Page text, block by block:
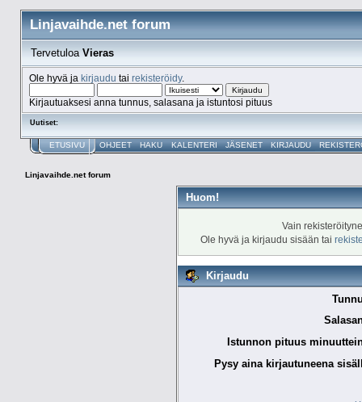
Linjavaihde.net forum
TervetuloaVieras
Ole hyvä ja kirjaudu tai rekisteröidy.
Kirjautuaksesi anna tunnus, salasana ja istuntosi pituus
Uutiset:
ETUSIVU OHJEET HAKU KALENTERI JÄSENET KIRJAUDU
Linjavaihde.net forum
Huom!
Vain
Ole hyvä ja kirjaudu sisään tai
Kirjaudu
Istunnon pituus
Pysy aina kirjautuneena